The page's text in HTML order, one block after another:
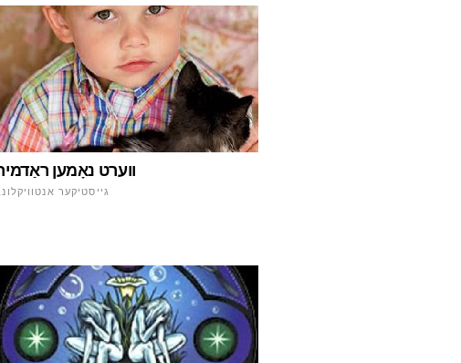
ווערט נאָמען
גייסטיקער